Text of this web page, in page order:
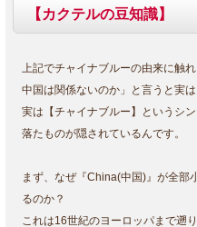
【カクテルの豆知識】
上記でチャイナブルーの由来に触
中国は関係ないのか」と言うと実は
実は【チャイナブルー】というシ
落たものが隠されているんです。
まず、なぜ『China(中国)』が全部
るのか？
これは16世紀のヨーロッパまで遡り